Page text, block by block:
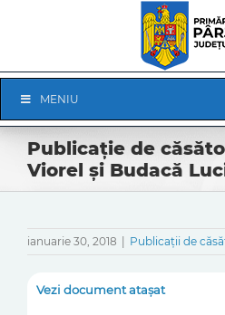
Navigation
MENIU
Publicație de
Viorel și Budacă
ianuarie 30, 2018 Publicații de
Vezi document atașat